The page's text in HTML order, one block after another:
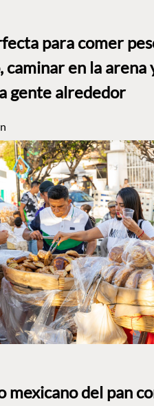
para comer
caminar en la arena
gente alrededor
mexicano del pan